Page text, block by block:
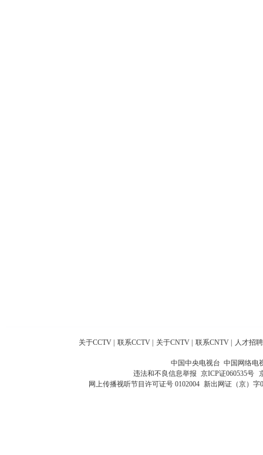
关于CCTV 联系CCTV 关于CNTV 联系CNTV 人才招聘
中国中央电视台 中国网络电
违法和不良信息举报 京ICP证060535号
网上传播视听节目许可证号 0102004 新出网证（京）